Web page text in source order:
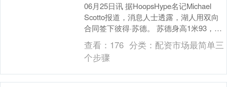
06月25日讯 据HoopsHype名记Michael
Scotto报道，消息人士透露，湖人用双向
合同签下彼得·苏德。 苏德身高1米93，司
职分卫，是MAC联盟....
查看： 176 分类： 配资市场最简单三
个步骤